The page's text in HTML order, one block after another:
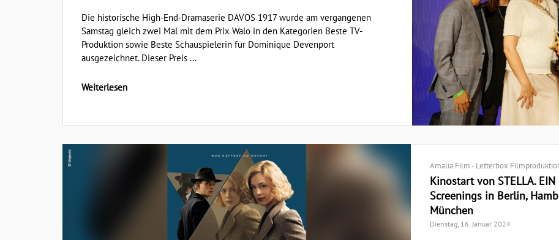
Die historische High-End-Dramaserie DAVOS 1917 wurde am vergangenen
Samstag gleich zwei Mal mit dem Prix Walo in den Kategorien Beste TV-
Produktion sowie Beste Schauspielerin für Dominique Devenport
ausgezeichnet. Dieser Preis ...
Weiterlesen
Amalia Film - Letterbox
Kinostart von STELLA.
Screenings in Berlin,
München
Dienstag, 16. Januar 2024